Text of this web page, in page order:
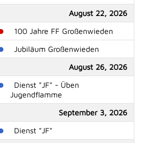
August 22, 2026
100 Jahre FF Großenwieden
Jubiläum Großenwieden
August 26, 2026
Dienst "JF" - Üben
Jugendflamme
September 3, 2026
Dienst "JF"